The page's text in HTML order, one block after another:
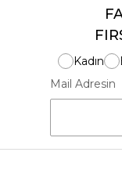
Kadın
Mail Adresin